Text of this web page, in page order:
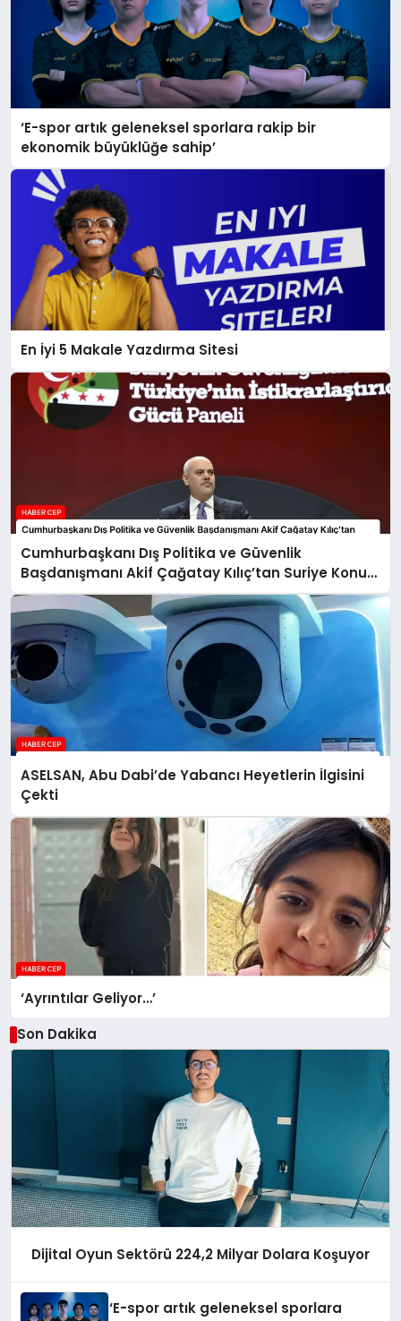
‘E-spor artık geleneksel sporlara rakip bir
ekonomik büyüklüğe sahip’
En İyi 5 Makale Yazdırma Sitesi
Cumhurbaşkanı Dış Politika ve Güvenlik
Başdanışmanı Akif Çağatay Kılıç’tan Suriye Konulu
Panelde Önemli Değerlendirmeler
ASELSAN, Abu Dabi’de Yabancı Heyetlerin İlgisini
Çekti
‘Ayrıntılar Geliyor…’
Son Dakika
Dijital Oyun Sektörü 224,2 Milyar Dolara Koşuyor
‘E-spor artık geleneksel sporlara